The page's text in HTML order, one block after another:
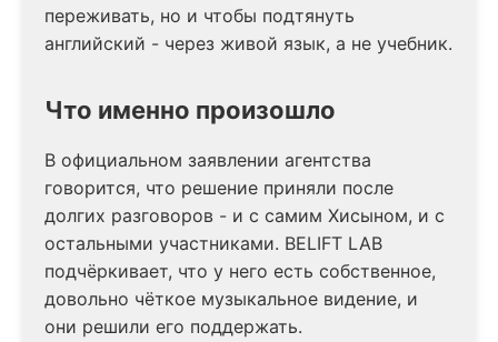
переживать, но и чтобы подтянуть
английский - через живой язык, а не учебник.
Что именно произошло
В официальном заявлении агентства
говорится, что решение приняли после
долгих разговоров - и с самим Хисыном, и с
остальными участниками. BELIFT LAB
подчёркивает, что у него есть собственное,
довольно чёткое музыкальное видение, и
они решили его поддержать.